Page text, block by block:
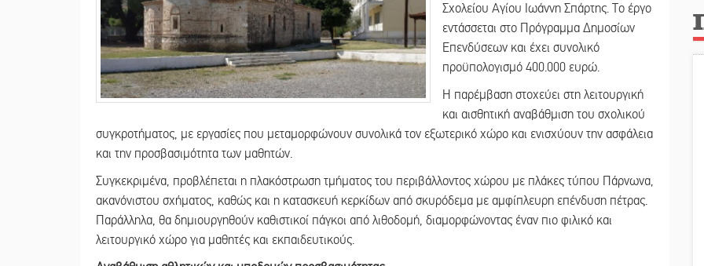
Σχολείου Αγίου Ιωάννη Σπάρτης. Το έργο
εντάσσεται στο Πρόγραμμα Δημοσίων
Επενδύσεων και έχει συνολικό
προϋπολογισμό 400.000 ευρώ.
Η παρέμβαση στοχεύει στη λειτουργική
και αισθητική αναβάθμιση του σχολικού
συγκροτήματος, με εργασίες που μεταμορφώνουν συνολικά τον εξωτερικό χώρο και ενισχύουν την ασφάλεια
και την προσβασιμότητα των μαθητών.
Συγκεκριμένα, προβλέπεται η πλακόστρωση τμήματος του περιβάλλοντος χώρου με πλάκες τύπου Πάρνωνα,
ακανόνιστου σχήματος, καθώς και η κατασκευή κερκίδων από σκυρόδεμα με αμφίπλευρη επένδυση πέτρας.
Παράλληλα, θα δημιουργηθούν καθιστικοί πάγκοι από λιθοδομή, διαμορφώνοντας έναν πιο φιλικό και
λειτουργικό χώρο για μαθητές και εκπαιδευτικούς.